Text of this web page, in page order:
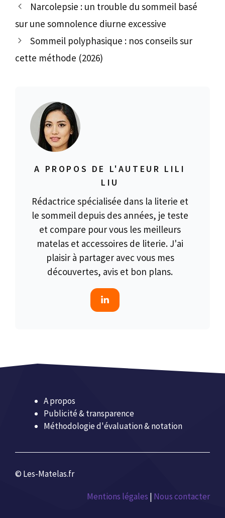
Narcolepsie : un trouble du sommeil basé
sur une somnolence diurne excessive
Sommeil polyphasique : nos conseils sur
cette méthode (2026)
A PROPOS DE L'AUTEUR LILI
LIU
Rédactrice spécialisée dans la literie et
le sommeil depuis des années, je teste
et compare pour vous les meilleurs
matelas et accessoires de literie. J'ai
plaisir à partager avec vous mes
découvertes, avis et bon plans.
A propos
Publicité & transparence
Méthodologie d'évaluation & notation
© Les-Matelas.fr
Mentions légales | Nous contacter